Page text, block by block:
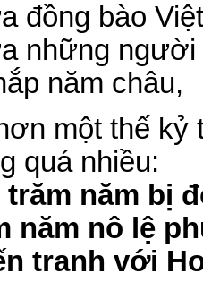
đồng bào
những người
năm châu,
một thế kỷ
quá nhiều:
trăm năm bị
năm nô lệ
tranh với